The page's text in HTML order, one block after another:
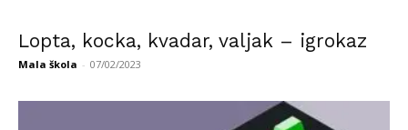
Lopta, kocka, kvadar, valjak – igrokaz
Mala škola - 07/02/2023